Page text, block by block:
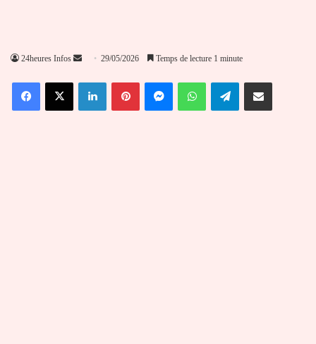
24heures Infos
Envoyer
courriel
29/05/2026 Temps de lecture 1 minute
FacebookX LinkedinPinterestMessengerWhatsAppTelegramPartager par email